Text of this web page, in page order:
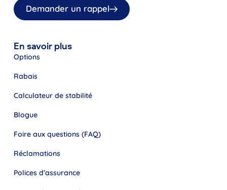
Demander un rappel
En savoir plus
Options
Rabais
Calculateur de stabilité
Blogue
Foire aux questions (FAQ)
Réclamations
Polices d’assurance